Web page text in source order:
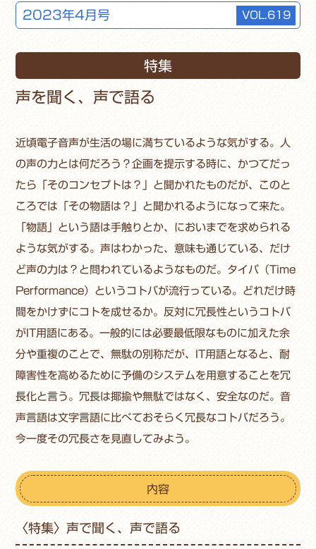
2023年4月号 VOL.619
特集
声を聞く、声で語る
近頃電子音声が生活の場に満ちているような気がする。人
の声の力とは何だろう？企画を提示する時に、かつてだっ
たら「そのコンセプトは？」と聞かれたものだが、このと
ころでは「その物語は？」と聞かれるようになって来た。
「物語」という語は手触りとか、においまでを求められる
ような気がする。声はわかった、意味も通じている、だけ
ど声の力は？と問われているようなものだ。タイパ（Time
Performance）というコトバが流行っている。どれだけ時
間をかけずにコトを成せるか。反対に冗長性というコトバ
がIT用語にある。一般的には必要最低限なものに加えた余
分や重複のことで、無駄の別称だが、IT用語となると、耐
障害性を高めるために予備のシステムを用意することを冗
長化と言う。冗長は揶揄や無駄ではなく、安全なのだ。音
声言語は文字言語に比べておそらく冗長なコトバだろう。
今一度その冗長さを見直してみよう。
内容
〈特集〉声で聞く、声で語る